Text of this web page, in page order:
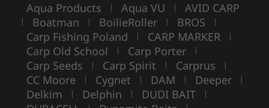
Aqua Products | Aqua VU | AVID CARP
| Boatman | BoilieRoller | BROS |
Carp Fishing Poland | CARP MARKER |
Carp Old School | Carp Porter |
Carp Seeds | Carp Spirit | Carprus |
CC Moore | Cygnet | DAM | Deeper |
Delkim | Delphin | DUDI BAIT |